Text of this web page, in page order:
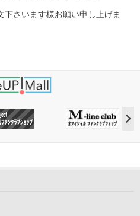
さいます様お願い申し上げま